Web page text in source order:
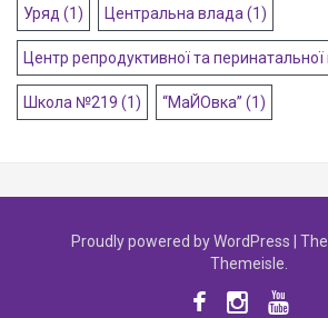
Уряд (1) Центральна влада (1)
Центр репродуктивної та
Школа №219 (1) “МаЙОвка” (1)
Proudly powered by WordPress
Themeisle.
Facebookinstagram